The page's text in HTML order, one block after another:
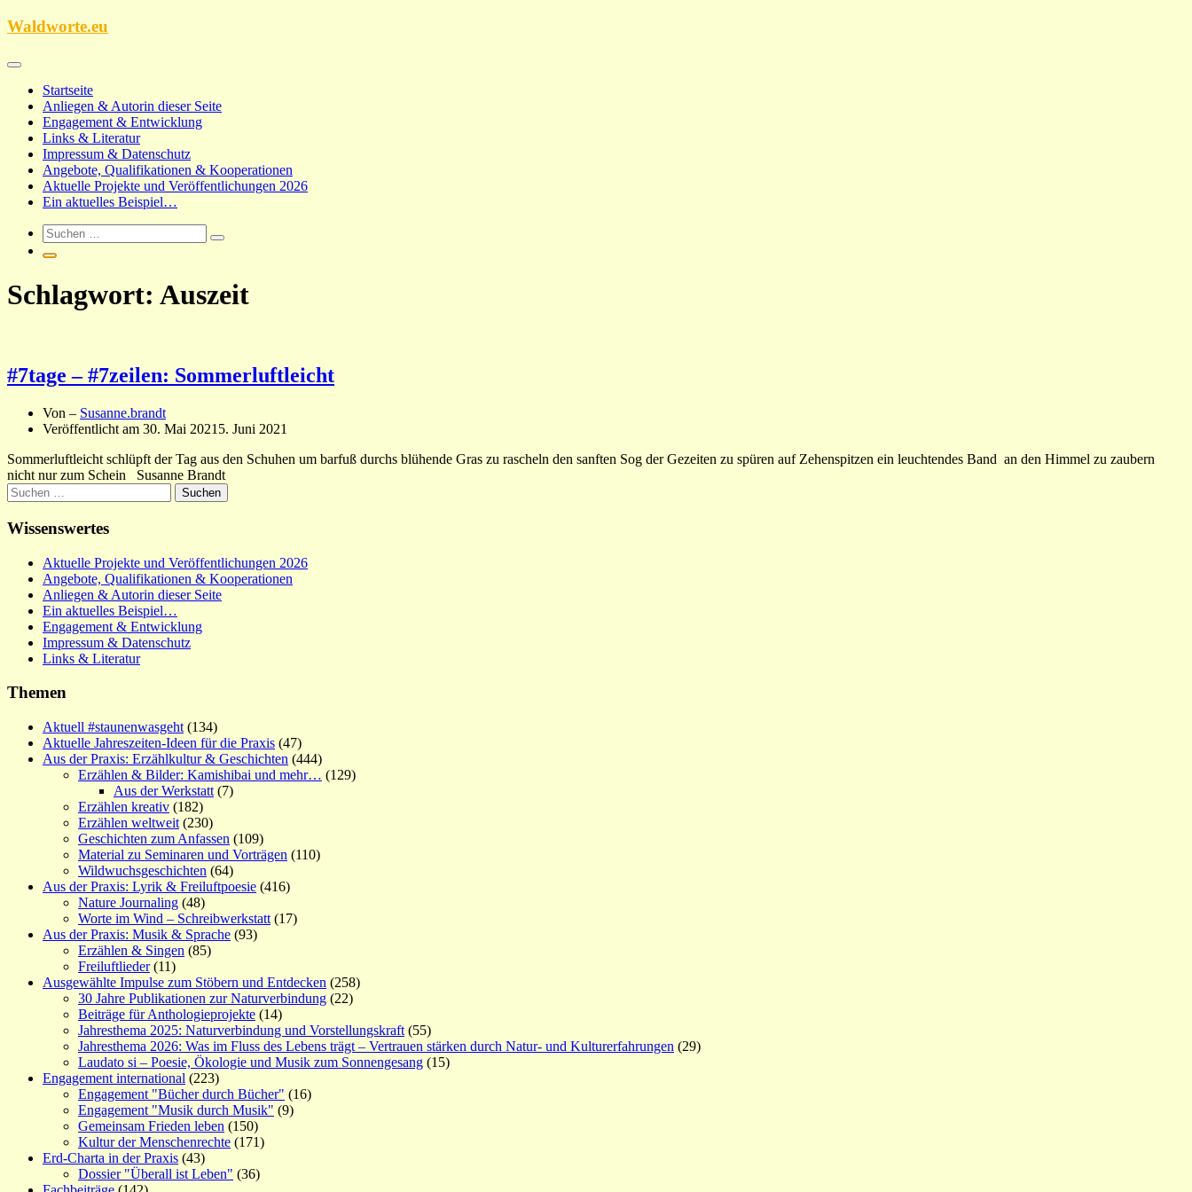
Zum
Waldworte.eu
Startseite
Anliegen & Autorin dieser Seite
Engagement & Entwicklung
Links & Literatur
Impressum & Datenschutz
Angebote, Qualifikationen & Kooperationen
Aktuelle Projekte und Veröffentlichungen 2026
Ein aktuelles Beispiel…
Schlagwort: Auszeit
#7tage – #7zeilen: Sommerluftleicht
Von – Susanne.brandt
Veröffentlicht am 30. Mai 2021 5. Juni 2021
Sommerluftleicht schlüpft der Tag aus den Schuhen um barfuß durchs blühende Gras zu rascheln den sanften Sog der Gezeiten zu spüren auf Zehenspitzen ein leuchtendes Band an den Himmel zu zaubern
nicht nur zum Schein Susanne Brandt
Suchen
nach:
Wissenswertes
Aktuelle Projekte und Veröffentlichungen 2026
Angebote, Qualifikationen & Kooperationen
Anliegen & Autorin dieser Seite
Ein aktuelles Beispiel…
Engagement & Entwicklung
Impressum & Datenschutz
Links & Literatur
Themen
Aktuell #staunenwasgeht (134)
Aktuelle Jahreszeiten-Ideen für die Praxis (47)
Aus der Praxis: Erzählkultur & Geschichten (444)
Erzählen & Bilder: Kamishibai und mehr… (129)
Aus der Werkstatt (7)
Erzählen kreativ (182)
Erzählen weltweit (230)
Geschichten zum Anfassen (109)
Material zu Seminaren und Vorträgen (110)
Wildwuchsgeschichten (64)
Aus der Praxis: Lyrik & Freiluftpoesie (416)
Nature Journaling (48)
Worte im Wind – Schreibwerkstatt (17)
Aus der Praxis: Musik & Sprache (93)
Erzählen & Singen (85)
Freiluftlieder(11)
Ausgewählte Impulse zum Stöbern und Entdecken (258)
30 Jahre Publikationen zur Naturverbindung (22)
Beiträge für Anthologieprojekte (14)
Jahresthema 2025: Naturverbindung und Vorstellungskraft (55)
Jahresthema 2026: Was im Fluss des Lebens trägt – Vertrauen stärken durch Natur- und Kulturerfahrungen (29)
Laudato si – Poesie, Ökologie und Musik zum Sonnengesang (15)
Engagement international (223)
Engagement "Bücher durch Bücher" (16)
Engagement "Musik durch Musik" (9)
Gemeinsam Frieden leben (150)
Kultur der Menschenrechte (171)
Erd-Charta in der Praxis (43)
Dossier "Überall ist Leben" (36)